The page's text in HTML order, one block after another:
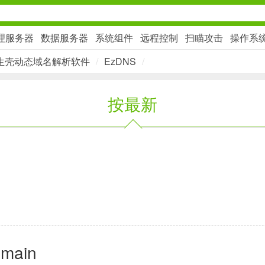
社交通讯
2千+款应用
学习办公
服务器 数据服务器 系统组件 远程控制 扫瞄攻击 操作系
壳动态域名解析软件 / EzDNS /
按最新